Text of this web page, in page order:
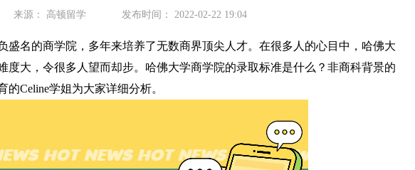
来源： 高顿留学 发布时间： 2022-02-22 19:04
盛名的商学院，多年来培养了无数商界顶尖人才。在很多人的心目中，哈佛大
度大，令很多人望而却步。哈佛大学商学院的录取标准是什么？非商科背景的
Celine学姐为大家详细分析。